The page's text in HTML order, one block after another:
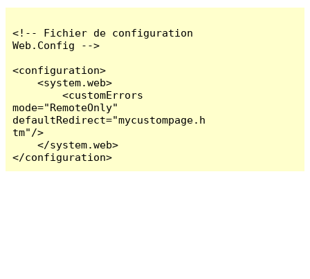
<!-- Fichier de configuration
Web.Config -->
<configuration>
    <system.web>
        <customErrors
mode="RemoteOnly"
defaultRedirect="mycustompage.h
tm"/>
    </system.web>
</configuration>